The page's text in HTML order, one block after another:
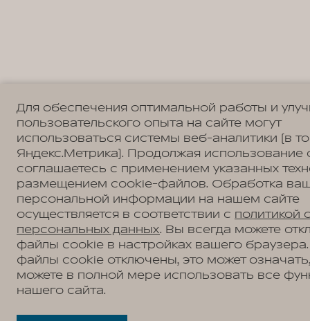
Для обеспечения оптимальной работы и
пользовательского опыта на сайте могут
использоваться системы веб-аналитики (в
Яндекс.Метрика). Продолжая использование
соглашаетесь с применением указанных
размещением cookie-файлов. Обработка
персональной информации на нашем сайте
осуществляется в соответствии с политикой
персональных данных. Вы всегда можете
файлы cookie в настройках вашего
файлы cookie отключены, это может
можете в полной мере использовать все
нашего сайта.